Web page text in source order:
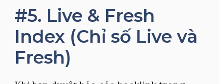
#5. Live & Fresh
Index (Chỉ số Live và
Fresh)